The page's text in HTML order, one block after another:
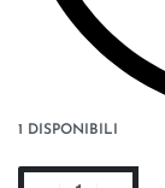
1 DISPONIBILI